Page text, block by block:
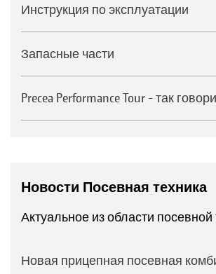
Инструкция по эксплуатации
Запасные части
Precea Performance Tour - так
Новости Посевная техника
Актуальное из области посевной
Новая прицепная посевная